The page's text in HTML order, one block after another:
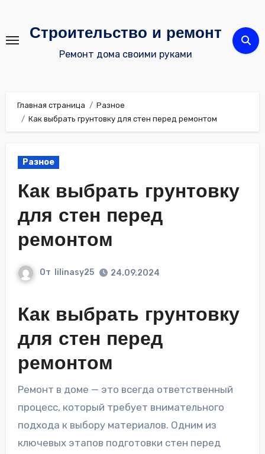
содержимому
Строительство и ремонт
Ремонт дома своими руками
Главная страница
Разное
Как выбрать грунтовку для стен перед ремонтом
Разное
Как выбрать грунтовку
для стен перед
ремонтом
От lilinasy25 24.09.2024
Как выбрать грунтовку
для стен перед
ремонтом
Ремонт в доме — это всегда ответственный
процесс, который требует внимательного
подхода к выбору материалов. Одним из
ключевых этапов подготовки стен перед